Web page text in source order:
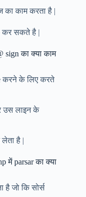
का काम करता है |
कर सकते है |
sign का क्या काम
करने के लिए करते
उस लाइन के
है |
में parsar का क्या
है जो कि सोर्स